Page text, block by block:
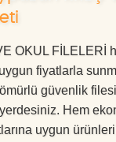
OKUL FİLELERİ
fiyatlarla
ömürlü güvenlik
yerdesiniz. Hem
uygun